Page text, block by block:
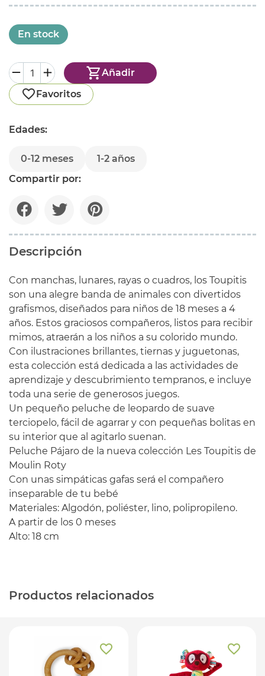
En stock
Añadir
Favoritos
Edades:
0-12 meses
1-2 años
Compartir por:
Descripción
Con manchas, lunares, rayas o cuadros, los Toupitis
son una alegre banda de animales con divertidos
grafismos, diseñados para niños de 18 meses a 4
años. Estos graciosos compañeros, listos para recibir
mimos, atraerán a los niños a su colorido mundo.
Con ilustraciones brillantes, tiernas y juguetonas,
esta colección está dedicada a las actividades de
aprendizaje y descubrimiento tempranos, e incluye
toda una serie de generosos juegos.
Un pequeño peluche de leopardo de suave
terciopelo, fácil de agarrar y con pequeñas bolitas en
su interior que al agitarlo suenan.
Peluche Pájaro de la nueva colección Les Toupitis de
Moulin Roty
Con unas simpáticas gafas será el compañero
inseparable de tu bebé
Materiales: Algodón, poliéster, lino, polipropileno.
A partir de los 0 meses
Alto: 18 cm
Productos relacionados